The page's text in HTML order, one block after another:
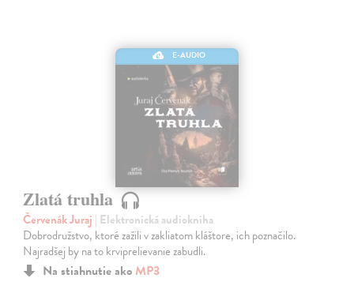
E-AUDIO
Zlatá truhla
Červenák Juraj | Elektronická audiokniha
Dobrodružstvo, ktoré zažili v zakliatom kláštore, ich poznačilo.
Najradšej by na to krviprelievanie zabudli.
Na stiahnutie ako MP3